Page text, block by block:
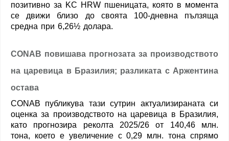
позитивно за KC HRW пшеницата, която в момента
се движи близо до своята 100-дневна пълзяща
средна при 6,26½ долара.
CONAB повишава прогнозата за производството
на царевица в Бразилия; разликата с Аржентина
остава
CONAB публикува тази сутрин актуализираната си
оценка за производството на царевица в Бразилия,
като прогнозира реколта 2025/26 от 140,46 млн.
тона, което е увеличение с 0,29 млн. тона спрямо